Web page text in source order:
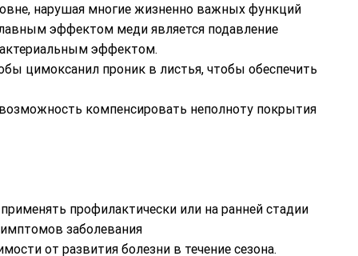
нарушая многие жизненно важных функций
эффектом меди является подавление
эффектом.
цимоксанил проник в листья, чтобы обеспечить
компенсировать неполноту покрытия
профилактически или на ранней стадии
заболевания
от развития болезни в течение сезона.